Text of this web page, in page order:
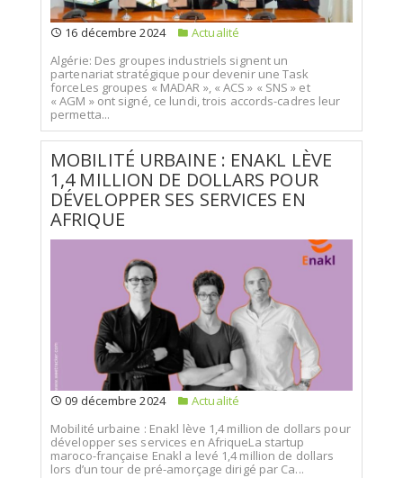
16 décembre 2024
Actualité
Algérie: Des groupes industriels signent un
partenariat stratégique pour devenir une Task
forceLes groupes « MADAR », « ACS » « SNS » et
« AGM » ont signé, ce lundi, trois accords-cadres leur
permetta...
MOBILITÉ URBAINE : ENAKL LÈVE
1,4 MILLION DE DOLLARS POUR
DÉVELOPPER SES SERVICES EN
AFRIQUE
09 décembre 2024
Actualité
Mobilité urbaine : Enakl lève 1,4 million de dollars pour
développer ses services en AfriqueLa startup
maroco-française Enakl a levé 1,4 million de dollars
lors d’un tour de pré-amorçage dirigé par Ca...